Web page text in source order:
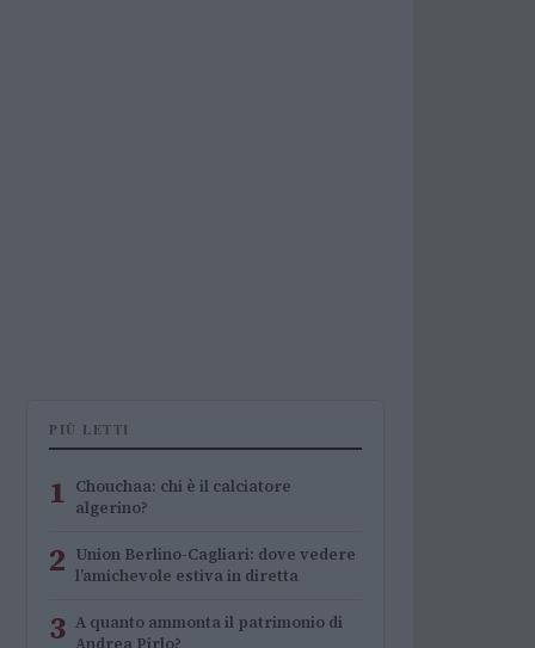
PIÙ LETTI
1 Chouchaa: chi è il calciatore
algerino?
2 Union Berlino-Cagliari: dove vedere
l’amichevole estiva in diretta
3 A quanto ammonta il patrimonio di
Andrea Pirlo?